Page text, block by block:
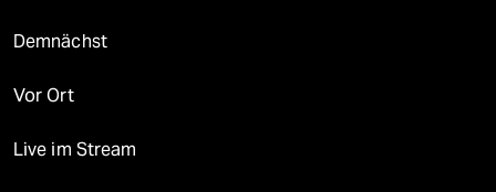
Demnächst
Vor Ort
Live im Stream